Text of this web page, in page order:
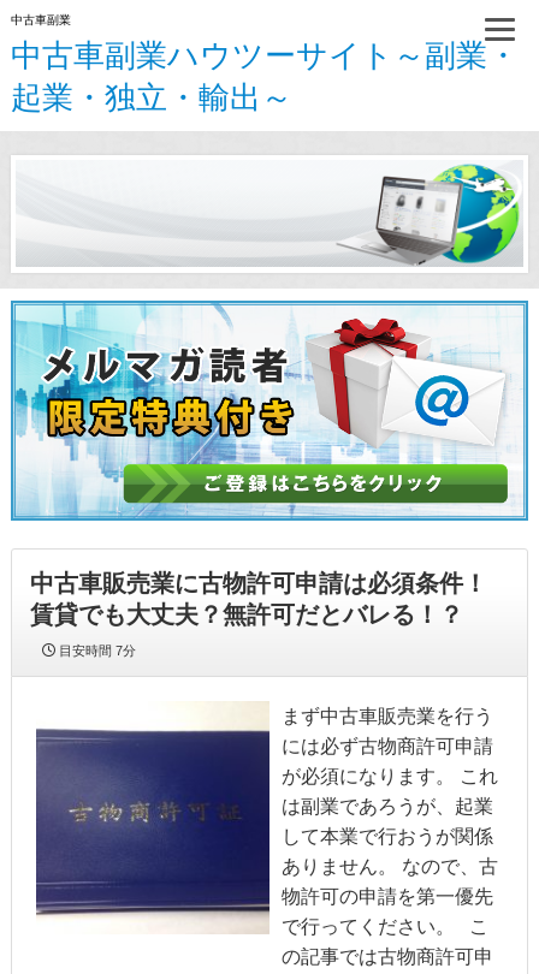
中古車副業
中古車副業ハウツーサイト～副業・
起業・独立・輸出～
中古車販売業に古物許可申請は必須条件！
賃貸でも大丈夫？無許可だとバレる！？
目安時間7分
まず中古車販売業を行う
には必ず古物商許可申請
が必須になります。 これ
は副業であろうが、起業
して本業で行おうが関係
ありません。 なので、古
物許可の申請を第一優先
で行ってください。 こ
の記事では古物商許可申